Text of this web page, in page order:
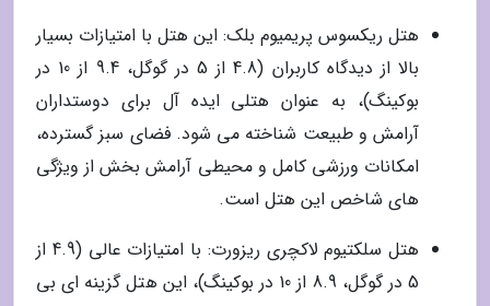
هتل ریکسوس پریمیوم بلک: این هتل با امتیازات بسیار
بالا از دیدگاه کاربران (4.8 از 5 در گوگل، 9.4 از 10 در
بوکینگ)، به عنوان هتلی ایده آل برای دوستداران
آرامش و طبیعت شناخته می شود. فضای سبز گسترده،
امکانات ورزشی کامل و محیطی آرامش بخش از ویژگی
های شاخص این هتل است.
هتل سلکتیوم لاکچری ریزورت: با امتیازات عالی (4.9 از
5 در گوگل، 8.9 از 10 در بوکینگ)، این هتل گزینه ای بی